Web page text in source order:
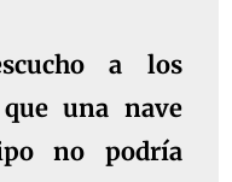
a los
una nave
no podría